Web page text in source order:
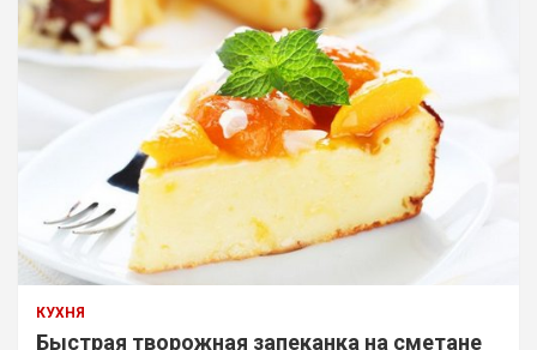
КУХНЯ
Быстрая творожная запеканка на сметане